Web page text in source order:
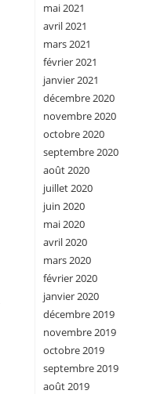
mai 2021
avril 2021
mars 2021
février 2021
janvier 2021
décembre 2020
novembre 2020
octobre 2020
septembre 2020
août 2020
juillet 2020
juin 2020
mai 2020
avril 2020
mars 2020
février 2020
janvier 2020
décembre 2019
novembre 2019
octobre 2019
septembre 2019
août 2019